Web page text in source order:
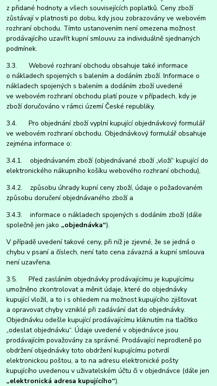
z přidané hodnoty a všech souvisejících poplatků. Ceny zboží
zůstávají v platnosti po dobu, kdy jsou zobrazovány ve webovém
rozhraní obchodu. Tímto ustanovením není omezena možnost
prodávajícího uzavřít kupní smlouvu za individuálně sjednaných
podmínek.
3.3. Webové rozhraní obchodu obsahuje také informace
o nákladech spojených s balením a dodáním zboží. Informace o
nákladech spojených s balením a dodáním zboží uvedené
ve webovém rozhraní obchodu platí pouze v případech, kdy je
zboží doručováno v rámci území České republiky.
3.4. Pro objednání zboží vyplní kupující objednávkový formulář
ve webovém rozhraní obchodu. Objednávkový formulář obsahuje
zejména informace o:
3.4.1. objednávaném zboží (objednávané zboží „vloží“ kupující do
elektronického nákupního košíku webového rozhraní obchodu),
3.4.2. způsobu úhrady kupní ceny zboží, údaje o požadovaném
způsobu doručení objednávaného zboží a
3.4.3. informace o nákladech spojených s dodáním zboží (dále
společně jen jako „objednávka“).
V případě uvedení takové ceny, při níž je zjevné, že se jedná o
chybu v psaní a číslech, není tato cena závazná a kupní smlouva
není uzavřena.
3.5. Před zasláním objednávky prodávajícímu je kupujícímu
umožněno zkontrolovat a měnit údaje, které do objednávky
kupující vložil, a to i s ohledem na možnost kupujícího zjišťovat
a opravovat chyby vzniklé při zadávání dat do objednávky.
Objednávku odešle kupující prodávajícímu kliknutím na tlačítko
„odeslat objednávku“. Údaje uvedené v objednávce jsou
prodávajícím považovány za správné. Prodávající neprodleně po
obdržení objednávky toto obdržení kupujícímu potvrdí
elektronickou poštou, a to na adresu elektronické pošty
kupujícího uvedenou v uživatelském účtu či v objednávce (dále jen
„elektronická adresa kupujícího“).